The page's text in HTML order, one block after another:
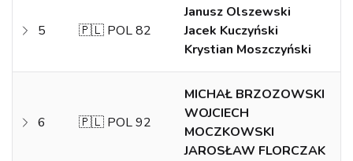
5 🇵🇱 POL 82
Janusz Olszewski
Jacek Kuczyński
Krystian Moszczyński
6 🇵🇱 POL 92
MICHAŁ BRZOZOWSKI
WOJCIECH
MOCZKOWSKI
JAROSŁAW FLORCZAK